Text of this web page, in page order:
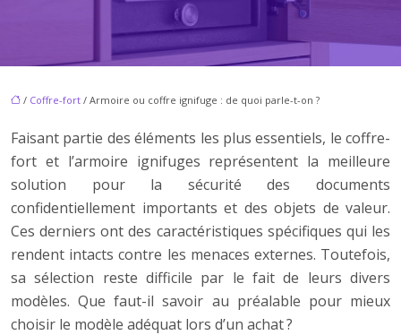
/ Coffre-fort / Armoire ou coffre ignifuge : de quoi parle-t-on ?
Faisant partie des éléments les plus essentiels, le coffre-
fort et l’armoire ignifuges représentent la meilleure
solution pour la sécurité des documents
confidentiellement importants et des objets de valeur.
Ces derniers ont des caractéristiques spécifiques qui les
rendent intacts contre les menaces externes. Toutefois,
sa sélection reste difficile par le fait de leurs divers
modèles. Que faut-il savoir au préalable pour mieux
choisir le modèle adéquat lors d’un achat ?